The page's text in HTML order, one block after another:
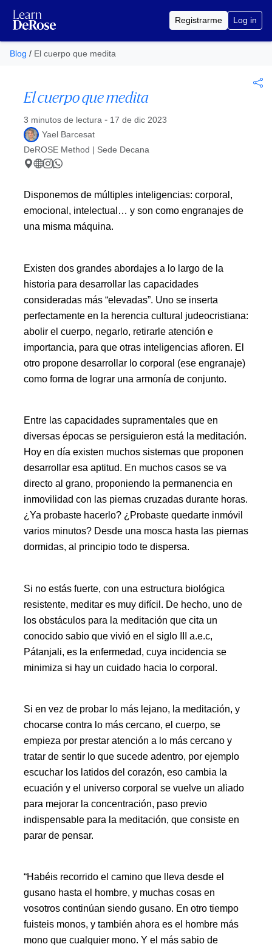
Registrarme Log in
Blog / El cuerpo que medita
El cuerpo que medita
3 minutos de lectura - Publicado el
17 de dic 2023
Yael Barcesat
DeROSE Method | Sede Decana
Disponemos de múltiples inteligencias: corporal,
emocional, intelectual… y son como engranajes de
una misma máquina.
Existen dos grandes abordajes a lo largo de la
historia para desarrollar las capacidades
consideradas más “elevadas”. Uno se inserta
perfectamente en la herencia cultural judeocristiana:
abolir el cuerpo, negarlo, retirarle atención e
importancia, para que otras inteligencias afloren. El
otro propone desarrollar lo corporal (ese engranaje)
como forma de lograr una armonía de conjunto.
Entre las capacidades supramentales que en
diversas épocas se persiguieron está la meditación.
Hoy en día existen muchos sistemas que proponen
desarrollar esa aptitud. En muchos casos se va
directo al grano, proponiendo la permanencia en
inmovilidad con las piernas cruzadas durante horas.
¿Ya probaste hacerlo? ¿Probaste quedarte inmóvil
varios minutos? Desde una mosca hasta las piernas
dormidas, al principio todo te dispersa.
Si no estás fuerte, con una estructura biológica
resistente, meditar es muy difícil. De hecho, uno de
los obstáculos para la meditación que cita un
conocido sabio que vivió en el siglo III a.e.c,
Pátanjali, es la enfermedad, cuya incidencia se
minimiza si hay un cuidado hacia lo corporal.
Si en vez de probar lo más lejano, la meditación, y
chocarse contra lo más cercano, el cuerpo, se
empieza por prestar atención a lo más cercano y
tratar de sentir lo que sucede adentro, por ejemplo
escuchar los latidos del corazón, eso cambia la
ecuación y el universo corporal se vuelve un aliado
para mejorar la concentración, paso previo
indispensable para la meditación, que consiste en
parar de pensar.
“Habéis recorrido el camino que lleva desde el
gusano hasta el hombre, y muchas cosas en
vosotros continúan siendo gusano. En otro tiempo
fuisteis monos, y también ahora es el hombre más
mono que cualquier mono. Y el más sabio de